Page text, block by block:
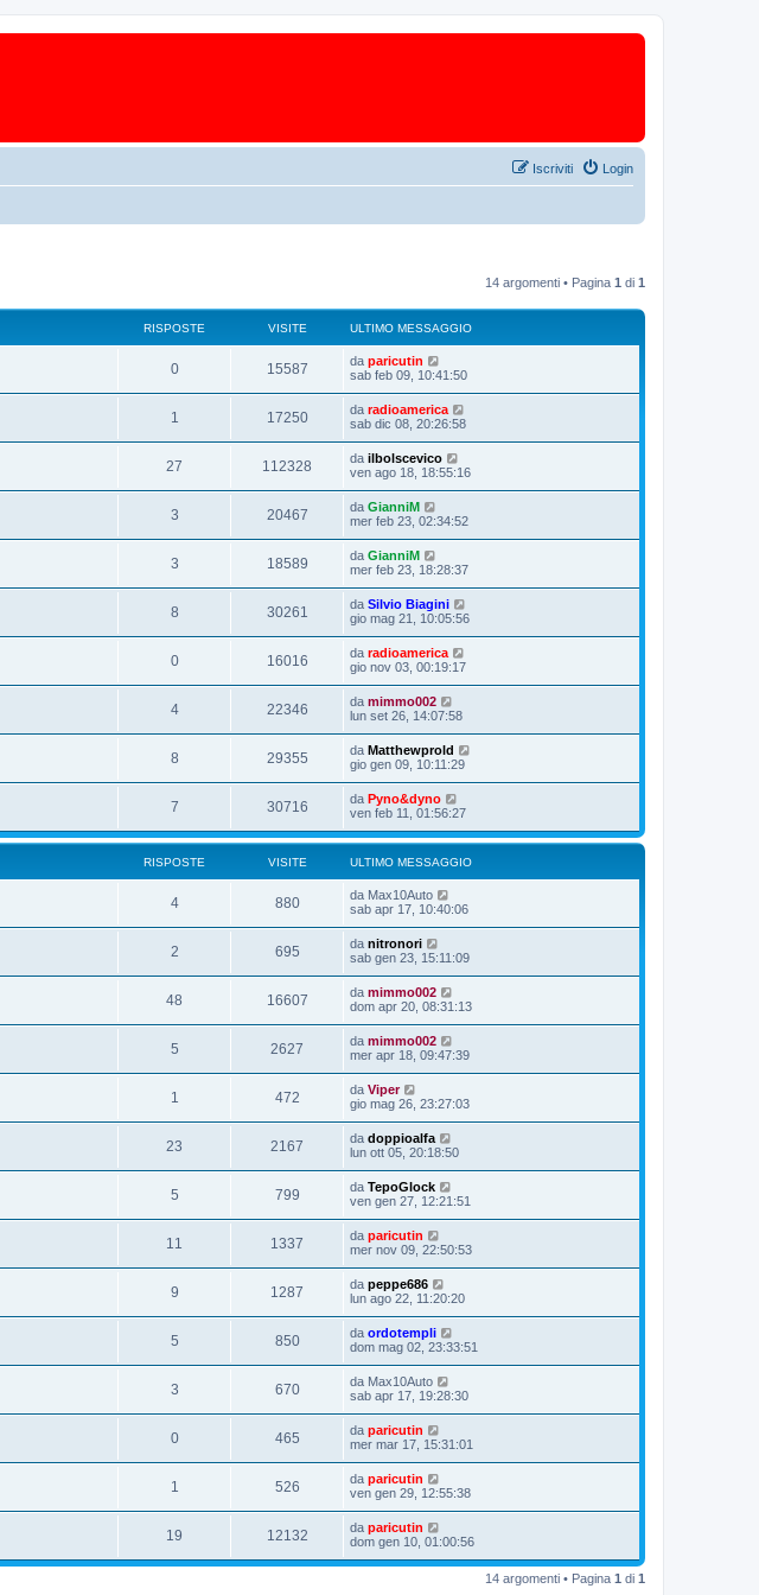
Login
Iscriviti
14 argomenti • Pagina 1 di 1
RISPOSTE VISITE ULTIMO MESSAGGIO
0 15587 da paricutin
sab feb 09, 10:41:50
1 17250 da radioamerica
sab dic 08, 20:26:58
27 112328 da ilbolscevico
ven ago 18, 18:55:16
3 20467 da GianniM
mer feb 23, 02:34:52
3 18589 da GianniM
mer feb 23, 18:28:37
8 30261 da Silvio Biagini
gio mag 21, 10:05:56
0 16016 da radioamerica
gio nov 03, 00:19:17
4 22346 da mimmo002
lun set 26, 14:07:58
8 29355 da Matthewprold
gio gen 09, 10:11:29
7 30716 da Pyno&dyno
ven feb 11, 01:56:27
RISPOSTE VISITE ULTIMO MESSAGGIO
4 880 da Max10Auto
sab apr 17, 10:40:06
2 695 da nitronori
sab gen 23, 15:11:09
48 16607 da mimmo002
dom apr 20, 08:31:13
5 2627 da mimmo002
mer apr 18, 09:47:39
1 472 da Viper
gio mag 26, 23:27:03
23 2167 da doppioalfa
lun ott 05, 20:18:50
5 799 da TepoGlock
ven gen 27, 12:21:51
11 1337 da paricutin
mer nov 09, 22:50:53
9 1287 da peppe686
lun ago 22, 11:20:20
5 850 da ordotempli
dom mag 02, 23:33:51
3 670 da Max10Auto
sab apr 17, 19:28:30
0 465 da paricutin
mer mar 17, 15:31:01
1 526 da paricutin
ven gen 29, 12:55:38
19 12132 da paricutin
dom gen 10, 01:00:56
14 argomenti • Pagina 1 di 1